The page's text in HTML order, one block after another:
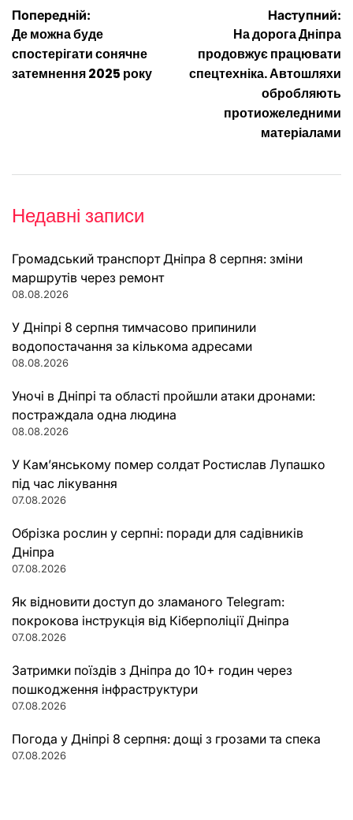
Навігація
записів
Попередній:
Де можна буде
спостерігати сонячне
затемнення 2025 року
Наступний:
На дорога Дніпра
продовжує працювати
спецтехніка. Автошляхи
обробляють
протиожеледними
матеріалами
Недавні записи
Громадський транспорт Дніпра 8 серпня: зміни
маршрутів через ремонт
08.08.2026
У Дніпрі 8 серпня тимчасово припинили
водопостачання за кількома адресами
08.08.2026
Уночі в Дніпрі та області пройшли атаки дронами:
постраждала одна людина
08.08.2026
У Кам’янському помер солдат Ростислав Лупашко
під час лікування
07.08.2026
Обрізка рослин у серпні: поради для садівників
Дніпра
07.08.2026
Як відновити доступ до зламаного Telegram:
покрокова інструкція від Кіберполіції Дніпра
07.08.2026
Затримки поїздів з Дніпра до 10+ годин через
пошкодження інфраструктури
07.08.2026
Погода у Дніпрі 8 серпня: дощі з грозами та спека
07.08.2026